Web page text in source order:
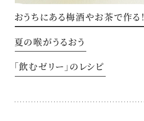
おうちにある梅酒やお茶で作る！
夏の喉がうるおう
「飲むゼリー」のレシピ